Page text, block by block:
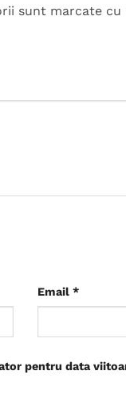
sunt marcate cu
Email *
pentru data